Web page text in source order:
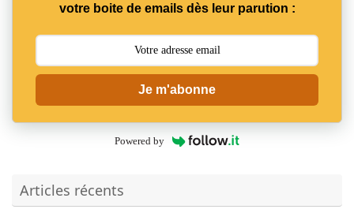
votre boite de emails dès leur parution :
Je m'abonne
Powered by
Articles récents